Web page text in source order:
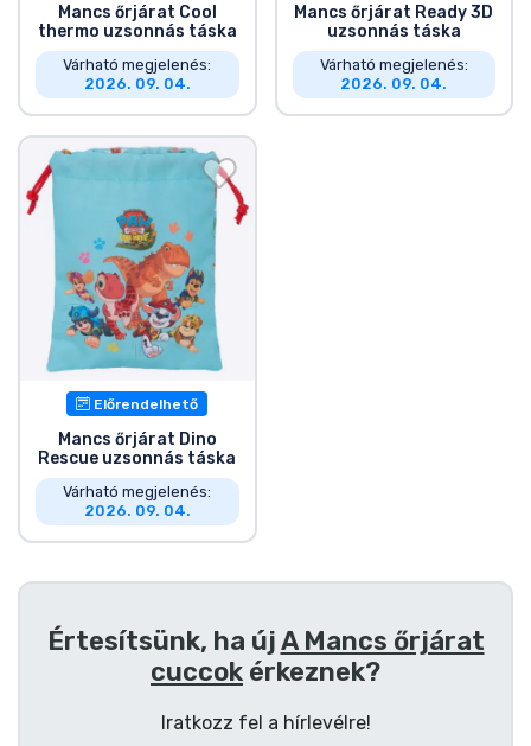
Mancs őrjárat Cool
thermo uzsonnás táska
Várható megjelenés:
2026. 09. 04.
Mancs őrjárat Ready 3D
uzsonnás táska
Várható megjelenés:
2026. 09. 04.
Előrendelhető
Mancs őrjárat Dino
Rescue uzsonnás táska
Várható megjelenés:
2026. 09. 04.
Értesítsünk, ha újA Mancs őrjárat
cuccok érkeznek?
Iratkozz fel a hírlevélre!